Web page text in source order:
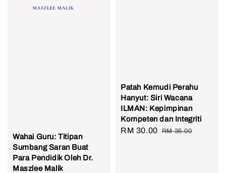
Wahai Guru: Titipan
Sumbang Saran Buat
Para Pendidik Oleh Dr.
Maszlee Malik
Patah Kemudi Perahu
Hanyut: Siri Wacana
ILMAN: Kepimpinan
Kompeten dan Integriti
Sale
RM 30.00 Regular
RM 35.00